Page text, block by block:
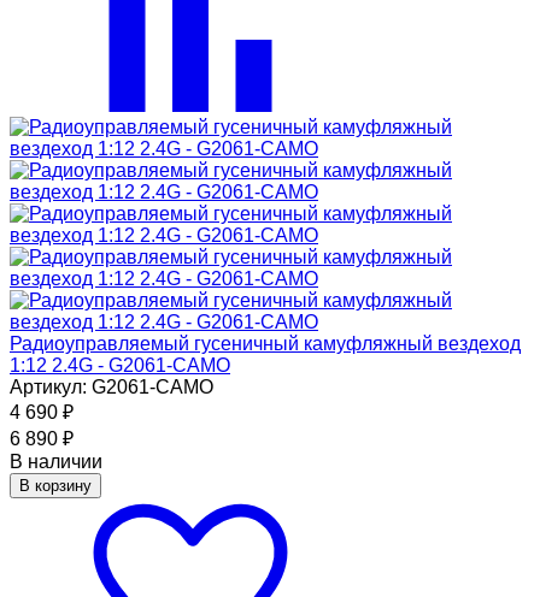
Радиоуправляемый гусеничный камуфляжный вездеход
1:12 2.4G - G2061-CAMO
Артикул: G2061-CAMO
4 690 ₽
6 890 ₽
В наличии
В корзину